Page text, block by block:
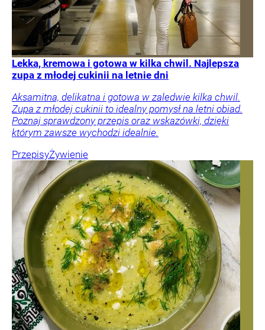
Lekka, kremowa i gotowa w kilka chwil. Najlepsza
zupa z młodej cukinii na letnie dni
Aksamitna, delikatna i gotowa w zaledwie kilka chwil.
Zupa z młodej cukinii to idealny pomysł na letni obiad.
Poznaj sprawdzony przepis oraz wskazówki, dzięki
którym zawsze wychodzi idealnie.
PrzepisyŻywienie